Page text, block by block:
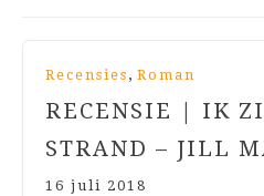
Recensies , Roman
RECENSIE | IK
STRAND – JILL
16 juli 2018